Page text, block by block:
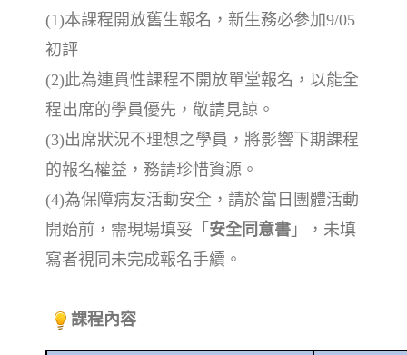
(1)本課程開放舊生報名，新生務必參加9/05
初評
(2)此為連貫性課程不開放單堂報名，以能全
程出席的學員優先，敬請見諒。
(3)出席狀況不理想之學員，將影響下期課程
的報名權益，務請珍惜資源。
(4)為保障病友活動安全，請於當日團體活動
開始前，需現場填妥「 安全同意書 」，未填
寫者視同未完成報名手續。
課程內容